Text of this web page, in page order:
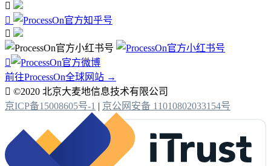




前往ProcessOn全球网站 →
 ©2020 北京大麦地信息技术有限公司
京ICP备15008605号-1 | 京公网安备 11010802033154号